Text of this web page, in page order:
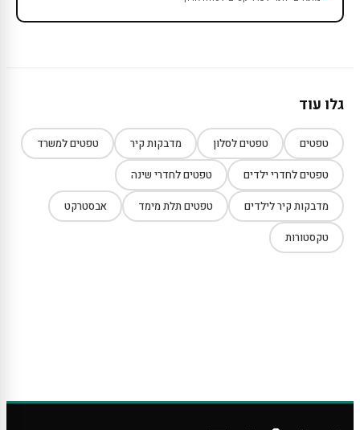
גלו עוד
טפטים טפטים לסלון מדבקות קיר טפטים למשרד
טפטים לחדרי ילדים טפטים לחדרי שינה
מדבקות קיר לילדים טפטים תלת מימד אבסטרקט
טקסטורות